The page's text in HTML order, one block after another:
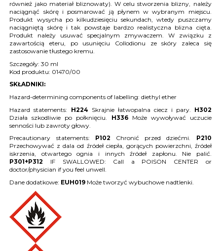
również jako materiał bliznowaty). W celu stworzenia blizny, należy
naciągnąć skórę i posmarować ją płynem w wybranym miejscu.
Produkt wysycha po kilkudziesięciu sekundach, wtedy puszczamy
naciągniętą skórę i tak powstaje bardzo realistyczna blizna cięta.
Produkt należy usuwać specjalnym zmywaczem. W związku z
zawartością eteru, po usunięciu Collodionu ze skóry zaleca się
zastosowanie tłustego kremu.
Szczegóły:30 ml
Kod produktu: 01470/00
SKŁADNIKI:
Hazard-determining components of labelling: diethyl ether
Hazard statements: H224 Skrajnie łatwopalna ciecz i pary. H302
Działa szkodliwie po połknięciu. H336Może wywoływać uczucie
senności lub zawroty głowy.
Precautionary statements: P102 Chronić przed dziećmi. P210
Przechowywać z dala od źródeł ciepła, gorących powierzchni, źródeł
iskrzenia, otwartego ognia i innych źródeł zapłonu. Nie palić.
P301+P312 IF SWALLOWED: Call a POISON CENTER or
doctor/physician if you feel unwell.
Dane dodatkowe: EUH019 Może tworzyć wybuchowe nadtlenki.